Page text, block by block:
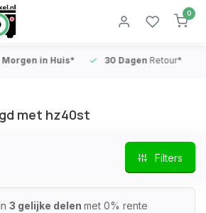
0
in Huis* 30 DagenRetour*
met hz40st
Filters
3 gelijke delen met 0% rente